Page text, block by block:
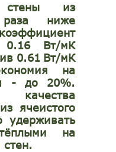
стены из
ниже
0.16 Вт/мК
0.61 Вт/мК
на
- до 20%.
качества
ячеистого
удерживать
на